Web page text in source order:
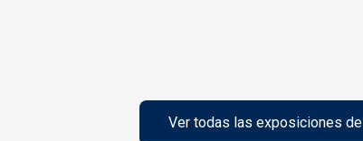
Ver todas las exposiciones de